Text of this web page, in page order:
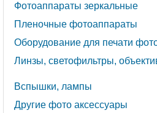
Фотоаппараты зеркальные
Пленочные фотоаппараты
Оборудование для печати
Линзы, светофильтры,
Вспышки, лампы
Другие фото аксессуары